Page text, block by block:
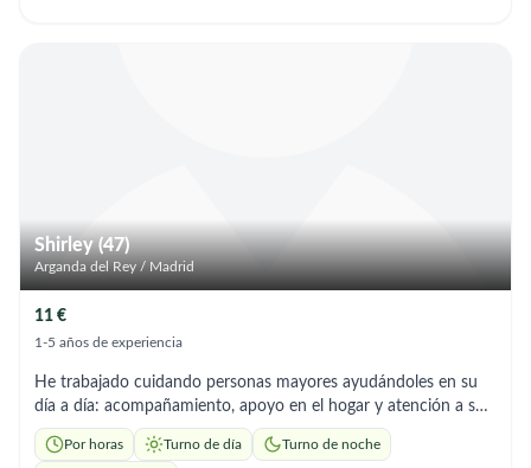
Shirley (47)
Arganda del Rey / Madrid
11 €
1-5 años de experiencia
He trabajado cuidando personas mayores ayudándoles en su
día a día: acompañamiento, apoyo en el hogar y atención a sus
necesidades básicas. Aunque no he trabajado con
enfermedades específicas puedo aprender y tengo mucha
Por horas Turno de día Turno de noche